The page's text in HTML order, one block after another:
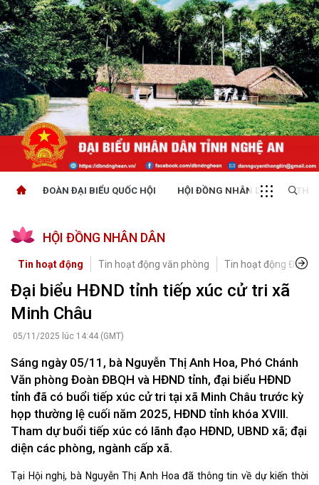
ĐOÀN ĐẠI BIỂU QUỐC HỘI HỘI ĐỒNG NHÂN DÂN
HỘI ĐỒNG NHÂN DÂN
Tin hoạt động Tin hoạt động văn phòng Tin hoạt động Đảng,
Đại biểu HĐND tỉnh tiếp xúc cử tri xã
Minh Châu
05/11/2025 lúc 14:44 (GMT)
Sáng ngày 05/11, bà Nguyễn Thị Anh Hoa, Phó Chánh
Văn phòng Đoàn ĐBQH và HĐND tỉnh, đại biểu HĐND
tỉnh đã có buổi tiếp xúc cử tri tại xã Minh Châu trước kỳ
họp thường lệ cuối năm 2025, HĐND tỉnh khóa XVIII.
Tham dự buổi tiếp xúc có lãnh đạo HĐND, UBND xã; đại
diện các phòng, ngành cấp xã.
Tại Hội nghị, bà Nguyễn Thị Anh Hoa đã thông tin về dự kiến thời